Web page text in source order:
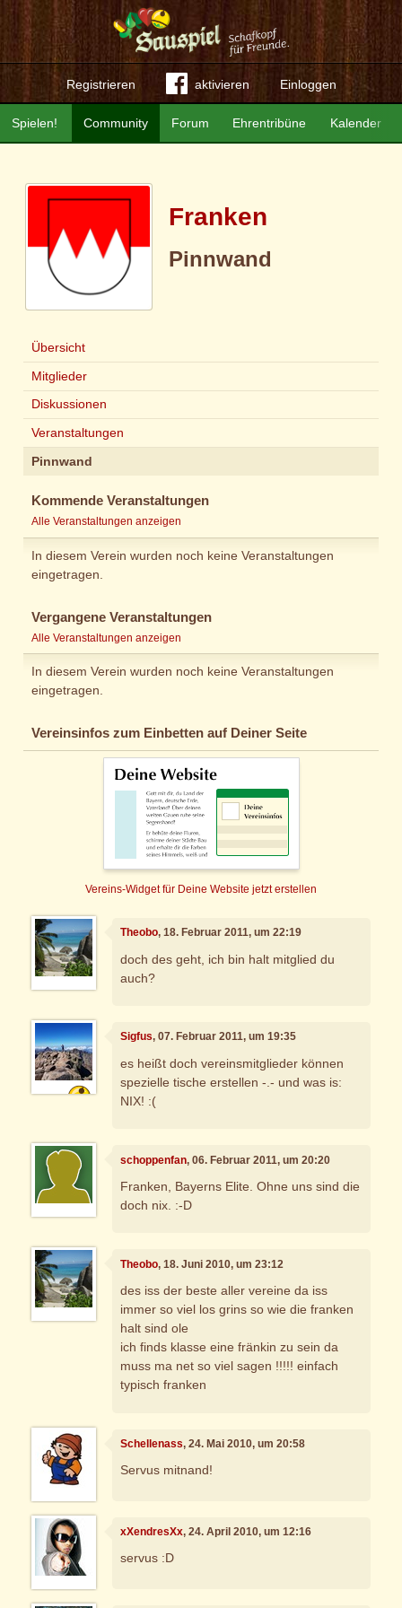
Registrieren aktivieren Einloggen
Community Forum Ehrentribüne Kalender
Spielen!
Franken
Pinnwand
Übersicht
Mitglieder
Diskussionen
Veranstaltungen
Pinnwand
Kommende Veranstaltungen
Alle Veranstaltungen anzeigen
In diesem Verein wurden noch keine Veranstaltungen
eingetragen.
Vergangene Veranstaltungen
Alle Veranstaltungen anzeigen
In diesem Verein wurden noch keine Veranstaltungen
eingetragen.
Vereinsinfos zum Einbetten auf Deiner Seite
Vereins-Widget für Deine Website jetzt erstellen
Theobo, 18. Februar 2011, um 22:19
doch des geht, ich bin halt mitglied du
auch?
Sigfus, 07. Februar 2011, um 19:35
es heißt doch vereinsmitglieder können
spezielle tische erstellen -.- und was is:
NIX! :(
schoppenfan, 06. Februar 2011, um 20:20
Franken, Bayerns Elite. Ohne uns sind die
doch nix. :-D
Theobo, 18. Juni 2010, um 23:12
des iss der beste aller vereine da iss
immer so viel los grins so wie die franken
halt sind ole
ich finds klasse eine fränkin zu sein da
muss ma net so viel sagen !!!!! einfach
typisch franken
Schellenass, 24. Mai 2010, um 20:58
Servus mitnand!
xXendresXx, 24. April 2010, um 12:16
servus :D